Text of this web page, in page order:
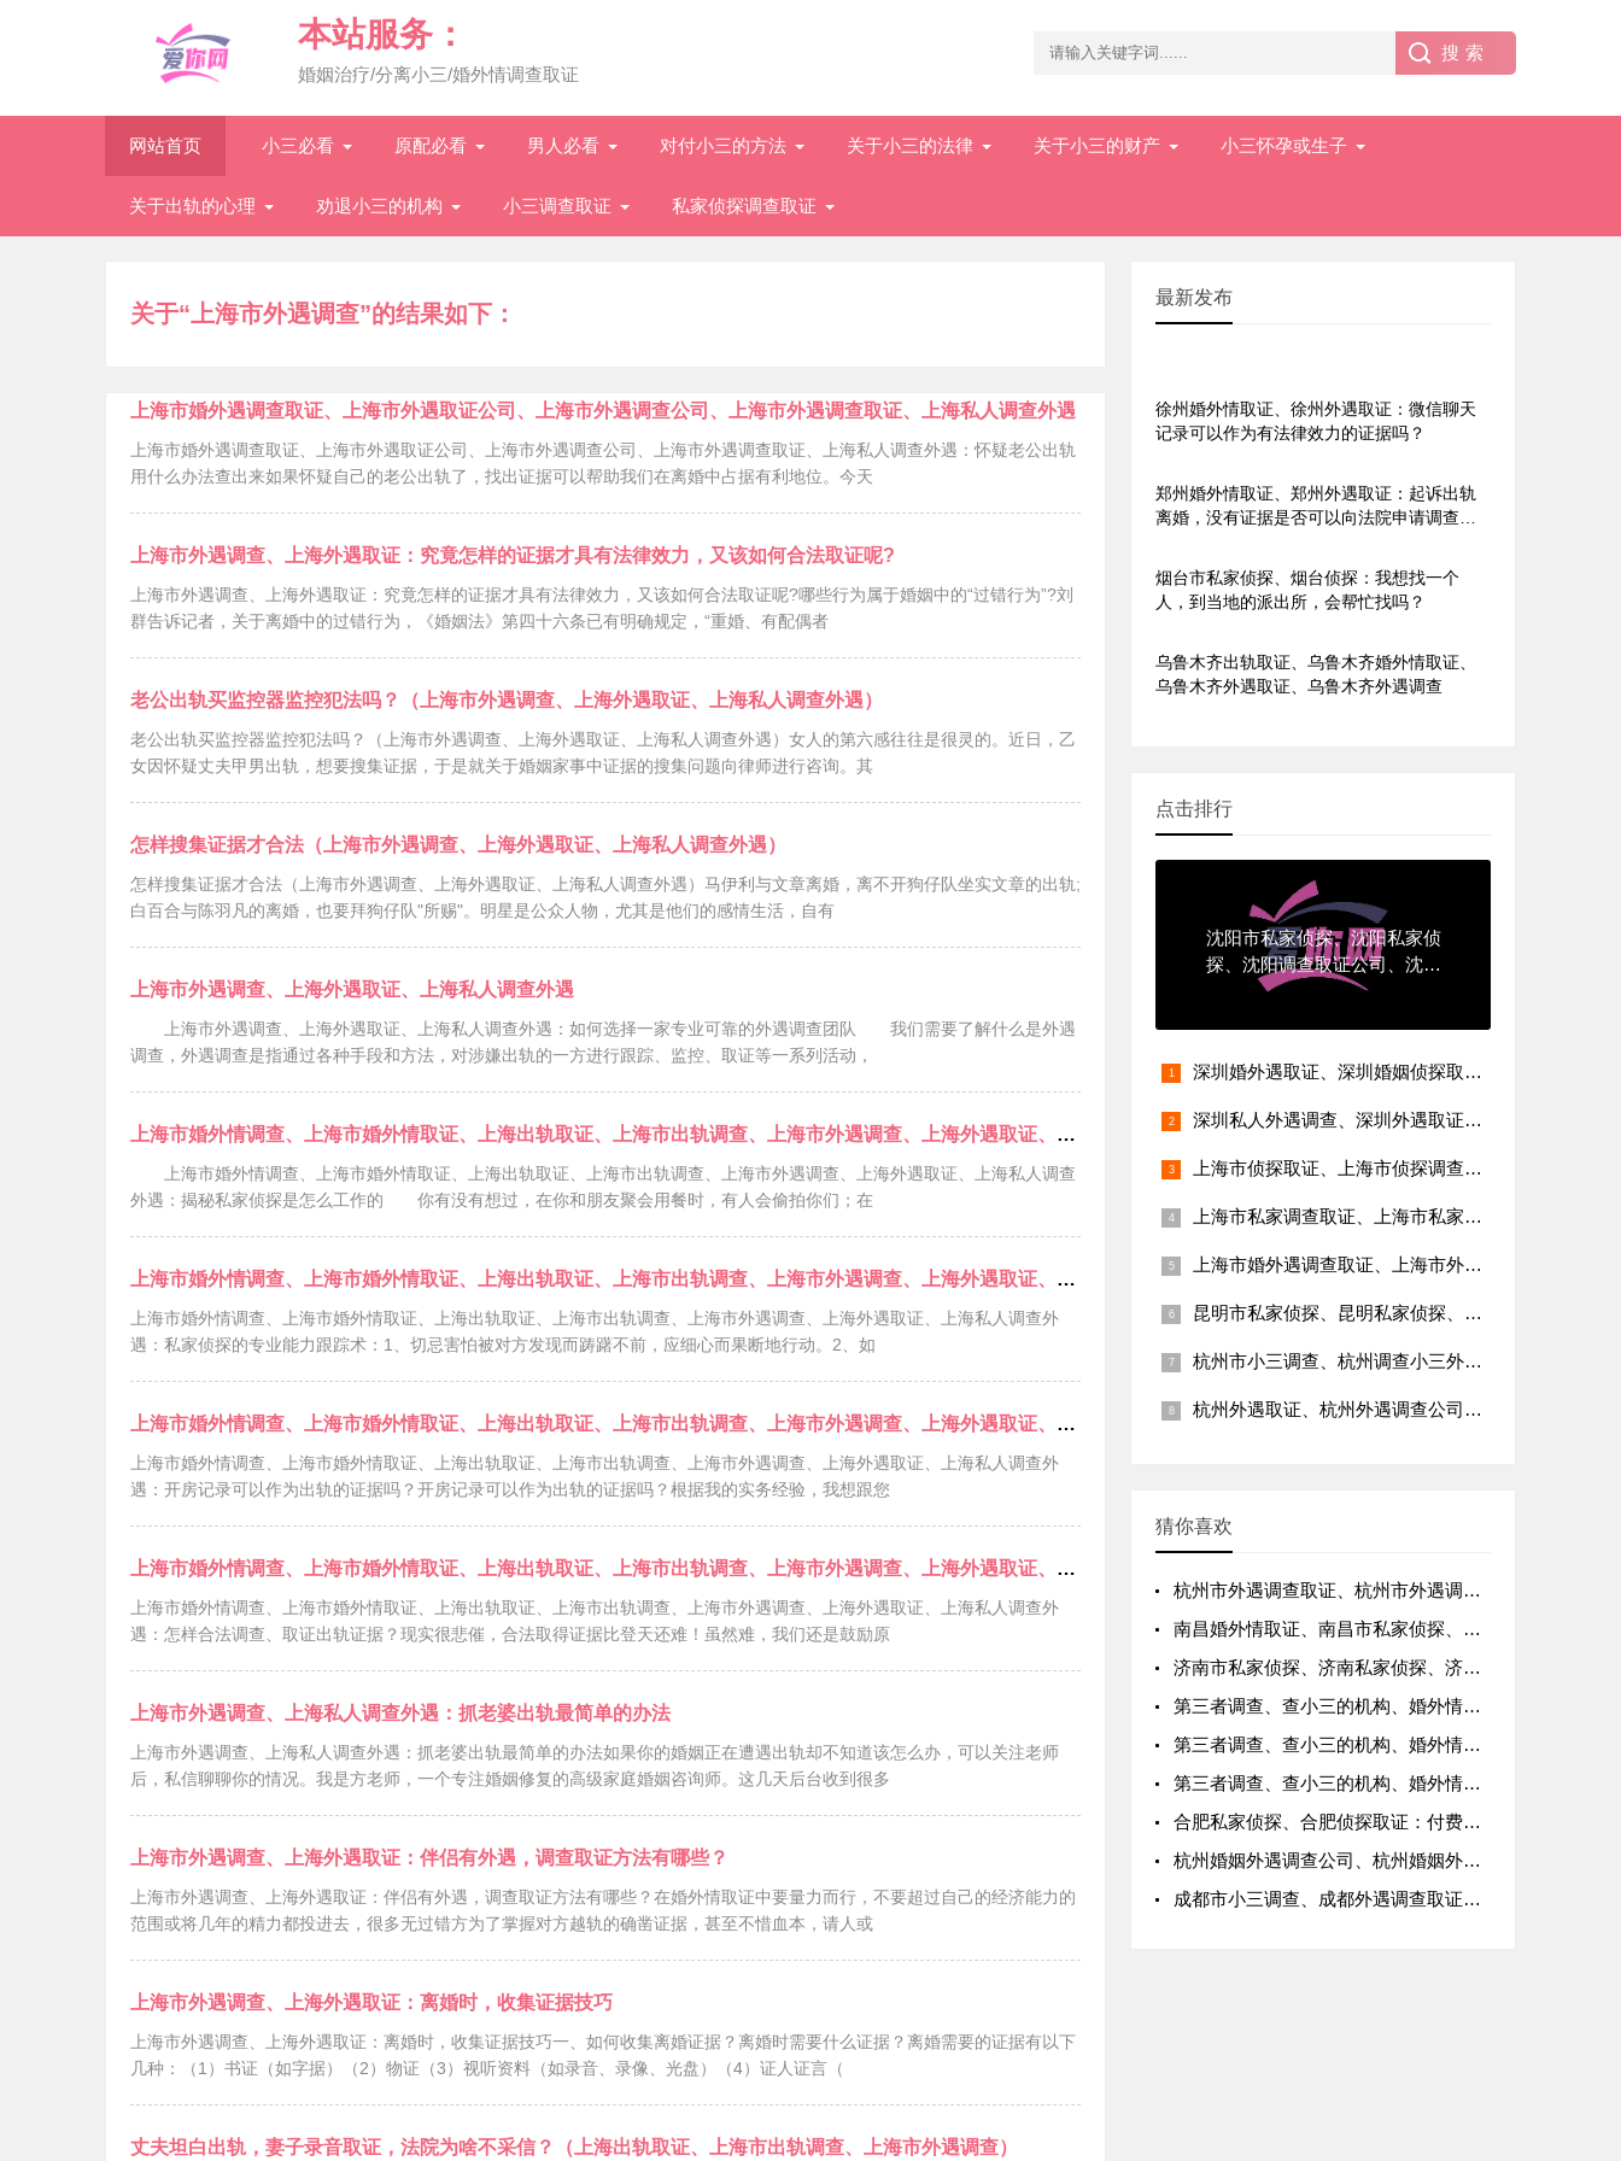
本站服务：
婚姻治疗/分离小三/婚外情调查取证
网站首页 小三必看 原配必看 男人必看 对付小三的方法 关于小三的法律 关于小三的财产 小三怀孕或生子
关于出轨的心理 劝退小三的机构 小三调查取证 私家侦探调查取证
关于“上海市外遇调查”的结果如下：
上海市婚外遇调查取证、上海市外遇取证公司、上海市外遇调查公司、上海市外遇调查取证、上海私人调查外遇
上海市婚外遇调查取证、上海市外遇取证公司、上海市外遇调查公司、上海市外遇调查取证、上海私人调查外遇：怀疑老公出轨
用什么办法查出来如果怀疑自己的老公出轨了，找出证据可以帮助我们在离婚中占据有利地位。今天
上海市外遇调查、上海外遇取证：究竟怎样的证据才具有法律效力，又该如何合法取证呢?
上海市外遇调查、上海外遇取证：究竟怎样的证据才具有法律效力，又该如何合法取证呢?哪些行为属于婚姻中的“过错行为”?刘
群告诉记者，关于离婚中的过错行为，《婚姻法》第四十六条已有明确规定，“重婚、有配偶者
老公出轨买监控器监控犯法吗？（上海市外遇调查、上海外遇取证、上海私人调查外遇）
老公出轨买监控器监控犯法吗？（上海市外遇调查、上海外遇取证、上海私人调查外遇）女人的第六感往往是很灵的。近日，乙
女因怀疑丈夫甲男出轨，想要搜集证据，于是就关于婚姻家事中证据的搜集问题向律师进行咨询。其
怎样搜集证据才合法（上海市外遇调查、上海外遇取证、上海私人调查外遇）
怎样搜集证据才合法（上海市外遇调查、上海外遇取证、上海私人调查外遇）马伊利与文章离婚，离不开狗仔队坐实文章的出轨;
白百合与陈羽凡的离婚，也要拜狗仔队"所赐"。明星是公众人物，尤其是他们的感情生活，自有
上海市外遇调查、上海外遇取证、上海私人调查外遇
上海市外遇调查、上海外遇取证、上海私人调查外遇：如何选择一家专业可靠的外遇调查团队 我们需要了解什么是外遇
调查，外遇调查是指通过各种手段和方法，对涉嫌出轨的一方进行跟踪、监控、取证等一系列活动，
上海市婚外情调查、上海市婚外情取证、上海出轨取证、上海市出轨调查、上海市外遇调查、上海外遇取证、上海私人调查外遇
上海市婚外情调查、上海市婚外情取证、上海出轨取证、上海市出轨调查、上海市外遇调查、上海外遇取证、上海私人调查
外遇：揭秘私家侦探是怎么工作的 你有没有想过，在你和朋友聚会用餐时，有人会偷拍你们；在
上海市婚外情调查、上海市婚外情取证、上海出轨取证、上海市出轨调查、上海市外遇调查、上海外遇取证、上海私人调查外遇
上海市婚外情调查、上海市婚外情取证、上海出轨取证、上海市出轨调查、上海市外遇调查、上海外遇取证、上海私人调查外
遇：私家侦探的专业能力跟踪术：1、切忌害怕被对方发现而踌躇不前，应细心而果断地行动。2、如
上海市婚外情调查、上海市婚外情取证、上海出轨取证、上海市出轨调查、上海市外遇调查、上海外遇取证、上海私人调查外遇
上海市婚外情调查、上海市婚外情取证、上海出轨取证、上海市出轨调查、上海市外遇调查、上海外遇取证、上海私人调查外
遇：开房记录可以作为出轨的证据吗？开房记录可以作为出轨的证据吗？根据我的实务经验，我想跟您
上海市婚外情调查、上海市婚外情取证、上海出轨取证、上海市出轨调查、上海市外遇调查、上海外遇取证、上海私人调查外遇
上海市婚外情调查、上海市婚外情取证、上海出轨取证、上海市出轨调查、上海市外遇调查、上海外遇取证、上海私人调查外
遇：怎样合法调查、取证出轨证据？现实很悲催，合法取得证据比登天还难！虽然难，我们还是鼓励原
上海市外遇调查、上海私人调查外遇：抓老婆出轨最简单的办法
上海市外遇调查、上海私人调查外遇：抓老婆出轨最简单的办法如果你的婚姻正在遭遇出轨却不知道该怎么办，可以关注老师
后，私信聊聊你的情况。我是方老师，一个专注婚姻修复的高级家庭婚姻咨询师。这几天后台收到很多
上海市外遇调查、上海外遇取证：伴侣有外遇，调查取证方法有哪些？
上海市外遇调查、上海外遇取证：伴侣有外遇，调查取证方法有哪些？在婚外情取证中要量力而行，不要超过自己的经济能力的
范围或将几年的精力都投进去，很多无过错方为了掌握对方越轨的确凿证据，甚至不惜血本，请人或
上海市外遇调查、上海外遇取证：离婚时，收集证据技巧
上海市外遇调查、上海外遇取证：离婚时，收集证据技巧一、如何收集离婚证据？离婚时需要什么证据？离婚需要的证据有以下
几种：（1）书证（如字据）（2）物证（3）视听资料（如录音、录像、光盘）（4）证人证言（
丈夫坦白出轨，妻子录音取证，法院为啥不采信？（上海出轨取证、上海市出轨调查、上海市外遇调查）
最新发布
长沙市私家侦探、长沙私家侦
徐州婚外情取证、徐州外遇取证：微信聊天
记录可以作为有法律效力的证据吗？
郑州婚外情取证、郑州外遇取证：起诉出轨
离婚，没有证据是否可以向法院申请调查令
烟台市私家侦探、烟台侦探：我想找一个
人，到当地的派出所，会帮忙找吗？
乌鲁木齐出轨取证、乌鲁木齐婚外情取证、
乌鲁木齐外遇取证、乌鲁木齐外遇调查
点击排行
沈阳市私家侦探、沈阳私家侦
探、沈阳调查取证公司、沈阳
外遇取证、沈阳侦探取证、沈
深圳婚外遇取证、深圳婚姻侦探取证、深圳市出轨调查、深圳市外遇调查公司
深圳私人外遇调查、深圳外遇取证、深圳外遇调查公司、深圳外遇调查取证、深圳外遇证据调查公司
上海市侦探取证、上海市侦探调查、上海市正规侦探、上海侦探私人调查公司、上海侦探调查取证
上海市私家调查取证、上海市私家侦探、上海私家调查侦探、上海私家侦探社、上海私家正规侦探、上海私人侦探
上海市婚外遇调查取证、上海市外遇取证公司、上海市外遇调查公司、上海市外遇调查取证、上海私人调查外遇
昆明市私家侦探、昆明私家侦探、昆明侦探取证、昆明侦探调查取证
杭州市小三调查、杭州调查小三外遇、杭州小三调查公司、杭州小三调查取证
杭州外遇取证、杭州外遇调查公司、杭州外遇调查取证、杭州外遇调查取证网、杭州外遇调查侦探
猜你喜欢
杭州市外遇调查取证、杭州市外遇调查取证公司、杭州市侦探外遇调查取证、杭州私家调查外遇
南昌婚外情取证、南昌市私家侦探、南昌外遇取证、南昌侦探取证
济南市私家侦探、济南私家侦探、济南调查取证公司、济南侦探取证
第三者调查、查小三的机构、婚外情专业调查机构
第三者调查、查小三的机构、婚外情专业调查机构
第三者调查、查小三的机构、婚外情专业调查机构
合肥私家侦探、合肥侦探取证：付费让咨询公司跟踪拍摄取得的视频，能当作合法有效的证据吗？
杭州婚姻外遇调查公司、杭州婚姻外遇侦探、杭州市婚外遇调查
成都市小三调查、成都外遇调查取证公司、成都小三调查